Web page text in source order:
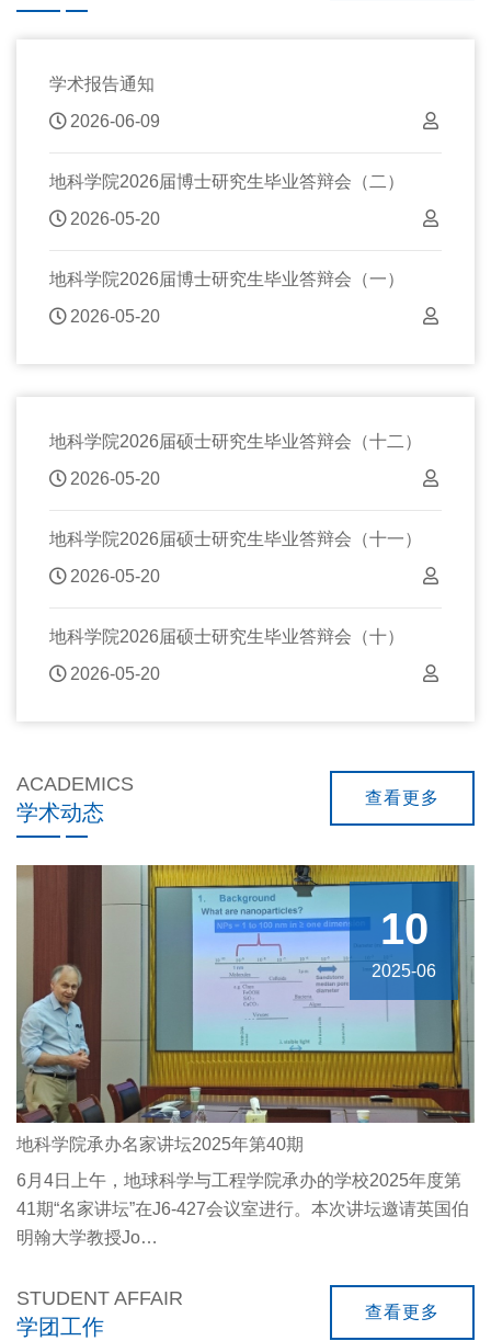
学术报告通知
2026-06-09
地科学院2026届博士研究生毕业答辩会（二）
2026-05-20
地科学院2026届博士研究生毕业答辩会（一）
2026-05-20
地科学院2026届硕士研究生毕业答辩会（十二）
2026-05-20
地科学院2026届硕士研究生毕业答辩会（十一）
2026-05-20
地科学院2026届硕士研究生毕业答辩会（十）
2026-05-20
ACADEMICS
学术动态
查看更多
10
2025-06
地科学院承办名家讲坛2025年第40期
6月4日上午，地球科学与工程学院承办的学校2025年度第
41期“名家讲坛”在J6-427会议室进行。本次讲坛邀请英国伯
明翰大学教授Jo…
STUDENT AFFAIR
学团工作
查看更多